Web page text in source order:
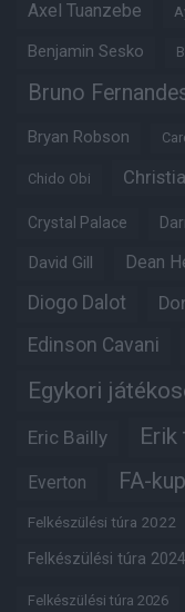
Axel Tuanzebe
Benjamin Sesko
Bruno
Bryan Robson
Chido Obi
Crystal Palace
David Gill Dean
Diogo Dalot
Edinson Cavani
Egykori
Eric Bailly Erik
Everton FA-
Felkészülési túra 2022
Felkészülési túra 2024
Felkészülési túra 2026